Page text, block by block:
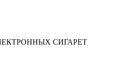
СИГАРЕТ